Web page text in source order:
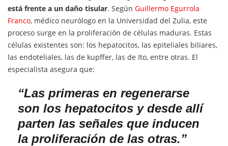
está frente a un daño tisular. Según Guillermo Egurrola
Franco, médico neurólogo en la Universidad del Zulia, este
proceso surge en la proliferación de células maduras. Estas
células existentes son: los hepatocitos, las epiteliales biliares,
las endoteliales, las de kupffer, las de Ito, entre otras. El
especialista asegura que:
“Las primeras en regenerarse
son los hepatocitos y desde allí
parten las señales que inducen
la proliferación de las otras.”